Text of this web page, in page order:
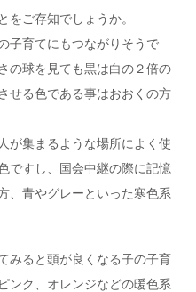
をご存知でしょうか。
子育てにもつながりそうで
の球を見ても黒は白の２倍の
せる色である事はおおくの方
が集まるような場所によく使
ですし、国会中継の際に記憶
、青やグレーといった寒色系
みると頭が良くなる子の子育
ンク、オレンジなどの暖色系